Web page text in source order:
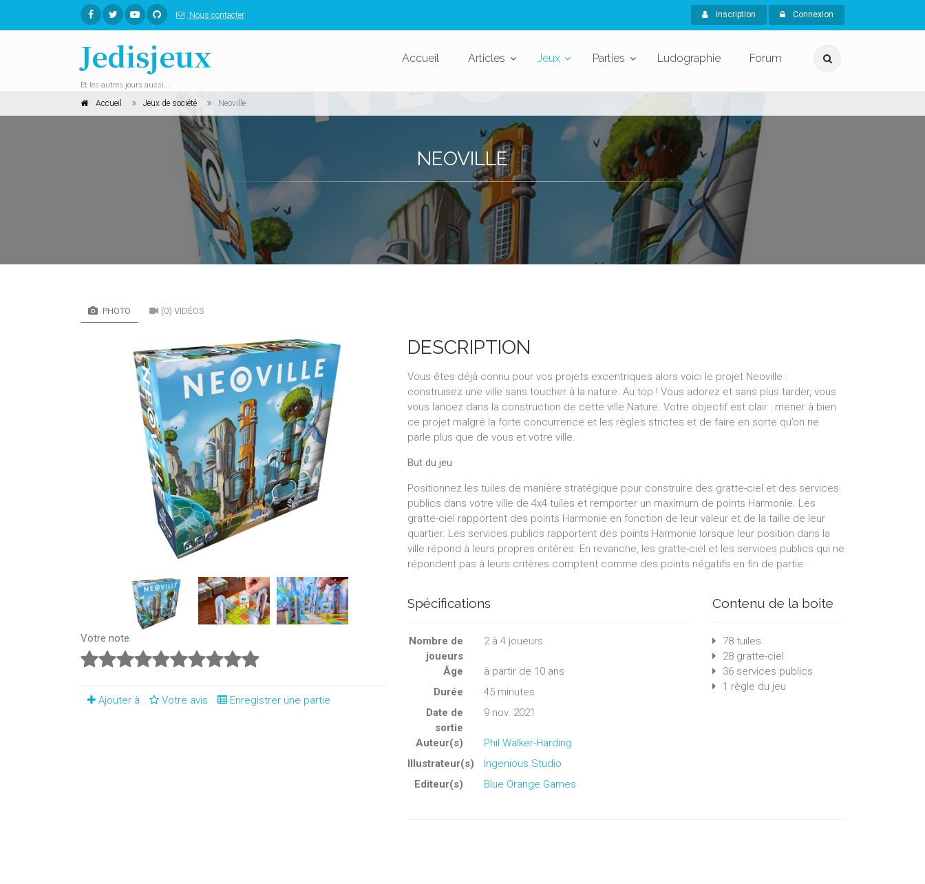
Nous contacter Inscription Connexion
Jedisjeux
Et les autres jours aussi...
Accueil Articles Jeux Parties Ludographie Forum
Accueil Jeux de société Neoville
NEOVILLE
PHOTO (0) VIDÉOS
Votre note
Ajouter à Votre avis Enregistrer une partie
DESCRIPTION
Vous êtes déjà connu pour vos projets excentriques alors voici le projet Neoville :
construisez une ville sans toucher à la nature. Au top ! Vous adorez et sans plus tarder, vous
vous lancez dans la construction de cette ville Nature. Votre objectif est clair : mener à bien
ce projet malgré la forte concurrence et les règles strictes et de faire en sorte qu’on ne
parle plus que de vous et votre ville.
But du jeu
Positionnez les tuiles de manière stratégique pour construire des gratte-ciel et des services
publics dans votre ville de 4x4 tuiles et remporter un maximum de points Harmonie. Les
gratte-ciel rapportent des points Harmonie en fonction de leur valeur et de la taille de leur
quartier. Les services publics rapportent des points Harmonie lorsque leur position dans la
ville répond à leurs propres critères. En revanche, les gratte-ciel et les services publics qui ne
répondent pas à leurs critères comptent comme des points négatifs en fin de partie.
Spécifications
Nombre de
joueurs
2à 4joueurs
Âge
à partir de 10 ans
Durée
45 minutes
Date de
sortie
9 nov. 2021
Auteur(s)
Phil Walker-Harding
Illustrateur(s)
Ingenious Studio
Editeur(s)
Blue Orange Games
Contenu de la boite
78 tuiles
28 gratte-ciel
36 services publics
1 règle du jeu